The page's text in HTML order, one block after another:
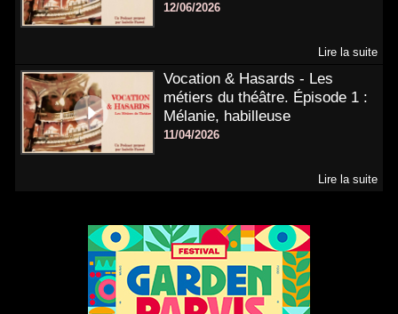
12/06/2026
Lire la suite
Vocation & Hasards - Les
métiers du théâtre. Épisode 1 :
Mélanie, habilleuse
11/04/2026
Lire la suite